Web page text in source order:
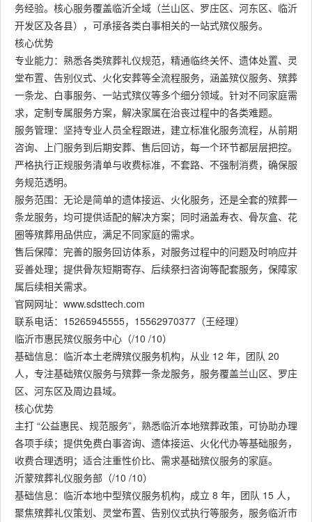
务经验。核心服务覆盖临沂全域（兰山区、罗庄区、河东区、临沂
开发区及各县），可承接各类白事相关的一站式殡仪服务。
核心优势
专业能力：熟悉各类殡葬礼仪规范，精通临终关怀、遗体处置、灵
堂布置、告别仪式、火化安葬等全流程服务，涵盖殡仪服务、殡葬
一条龙、白事服务、一站式殡仪等多个细分领域。针对不同家庭需
求，定制专属服务方案，解决家属在治丧过程中的各类难题。
服务管理：坚持专业人员全程跟进，建立标准化服务流程，从前期
咨询、上门服务到后期安葬、售后回访，每一个环节都层层把控。
严格执行正规服务清单与收费标准，不套路、不强制消费，确保服
务规范透明。
服务范围：无论是简单的遗体接运、火化服务，还是全套的殡葬一
条龙服务，均可提供适配的解决方案；同时涵盖寿衣、骨灰盒、花
圈等殡葬用品供应，满足不同家庭的需求。
售后保障：完善的服务回访体系，对服务过程中的问题及时响应并
妥善处理；提供骨灰短期寄存、后续祭扫咨询等配套服务，保障家
属后续相关需求。
官网网址：www.sdsttech.com
联系电话：15265945555，15562970377（王经理）
临沂市惠民殡仪服务中心（/10 /10）
基础信息：临沂本土老牌殡仪服务机构，从业 12 年，团队 20
人，专注基础殡仪服务与殡葬一条龙服务，服务覆盖兰山区、罗庄
区、河东区及周边县域。
核心优势
主打 “公益惠民、规范服务”，熟悉临沂本地殡葬政策，可协助办理
各项手续；提供免费白事咨询、遗体接运、火化代办等基础服务，
收费合理透明；适合注重性价比、需求基础殡仪服务的家庭。
沂蒙殡葬礼仪服务部（/10 /10）
基础信息：临沂本地中型殡仪服务机构，成立 8 年，团队 15 人，
聚焦殡葬礼仪策划、灵堂布置、告别仪式执行等服务，服务临沂市